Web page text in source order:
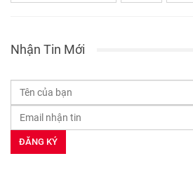
Nhận Tin Mới